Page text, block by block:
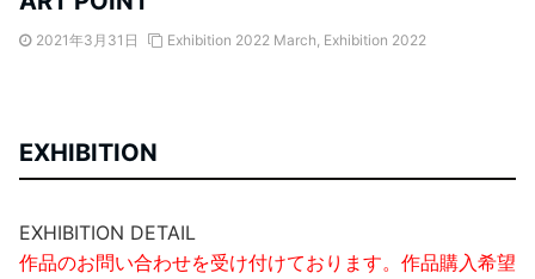
2021年3月31日 Exhibition 2022 March, Exhibition 2022
EXHIBITION
EXHIBITION DETAIL
作品のお問い合わせを受け付けております。作品購入希望